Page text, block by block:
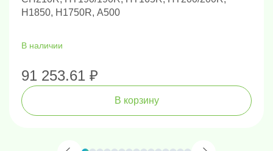
H1850, H1750R, A500
В наличии
91 253.61 ₽
В корзину